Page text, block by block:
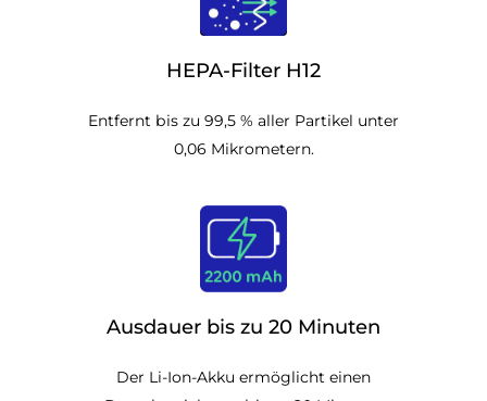
HEPA-Filter H12
Entfernt bis zu 99,5 % aller Partikel unter
0,06 Mikrometern.
Ausdauer bis zu 20 Minuten
Der Li-Ion-Akku ermöglicht einen